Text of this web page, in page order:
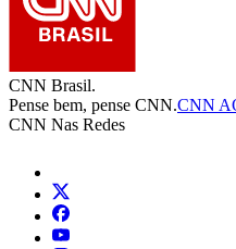
CNN Brasil.
Pense bem, pense CNN.CNN
CNN Nas Redes